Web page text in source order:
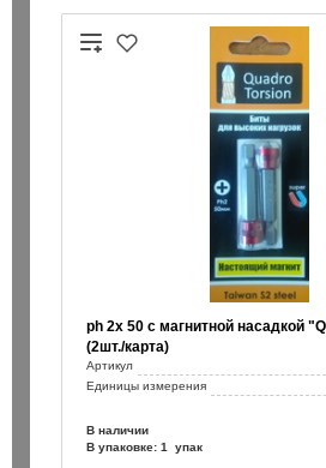
ph 2х 50 с магнитной насадкой
(2шт./карта)
Артикул
Единицы измерения
В наличии
В упаковке: 1 упак